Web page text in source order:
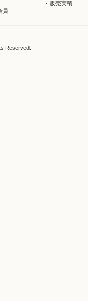
員
販売実積
Reserved.